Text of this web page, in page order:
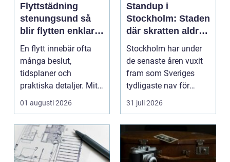
Flyttstädning
stenungsund så
blir flytten enklare
och mer trygg
En flytt innebär ofta
många beslut,
tidsplaner och
praktiska detaljer. Mitt
i allt hamnar
01 augusti 2026
Standup i
Stockholm: Staden
där skratten aldrig
tar paus
Stockholm har under
de senaste åren vuxit
fram som Sveriges
tydligaste nav för
livehumor....
31 juli 2026